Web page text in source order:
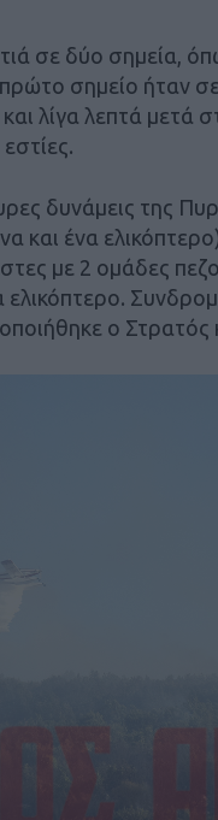
σε δύο σημεία,
σημείο ήταν
λίγα λεπτά μετά
δυνάμεις της
και ένα
με 2 ομάδες
ο Στρατός